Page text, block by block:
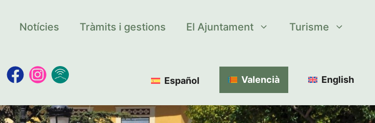
Notícies Tràmits i gestions El Ajuntament Turisme
Español Valencià English